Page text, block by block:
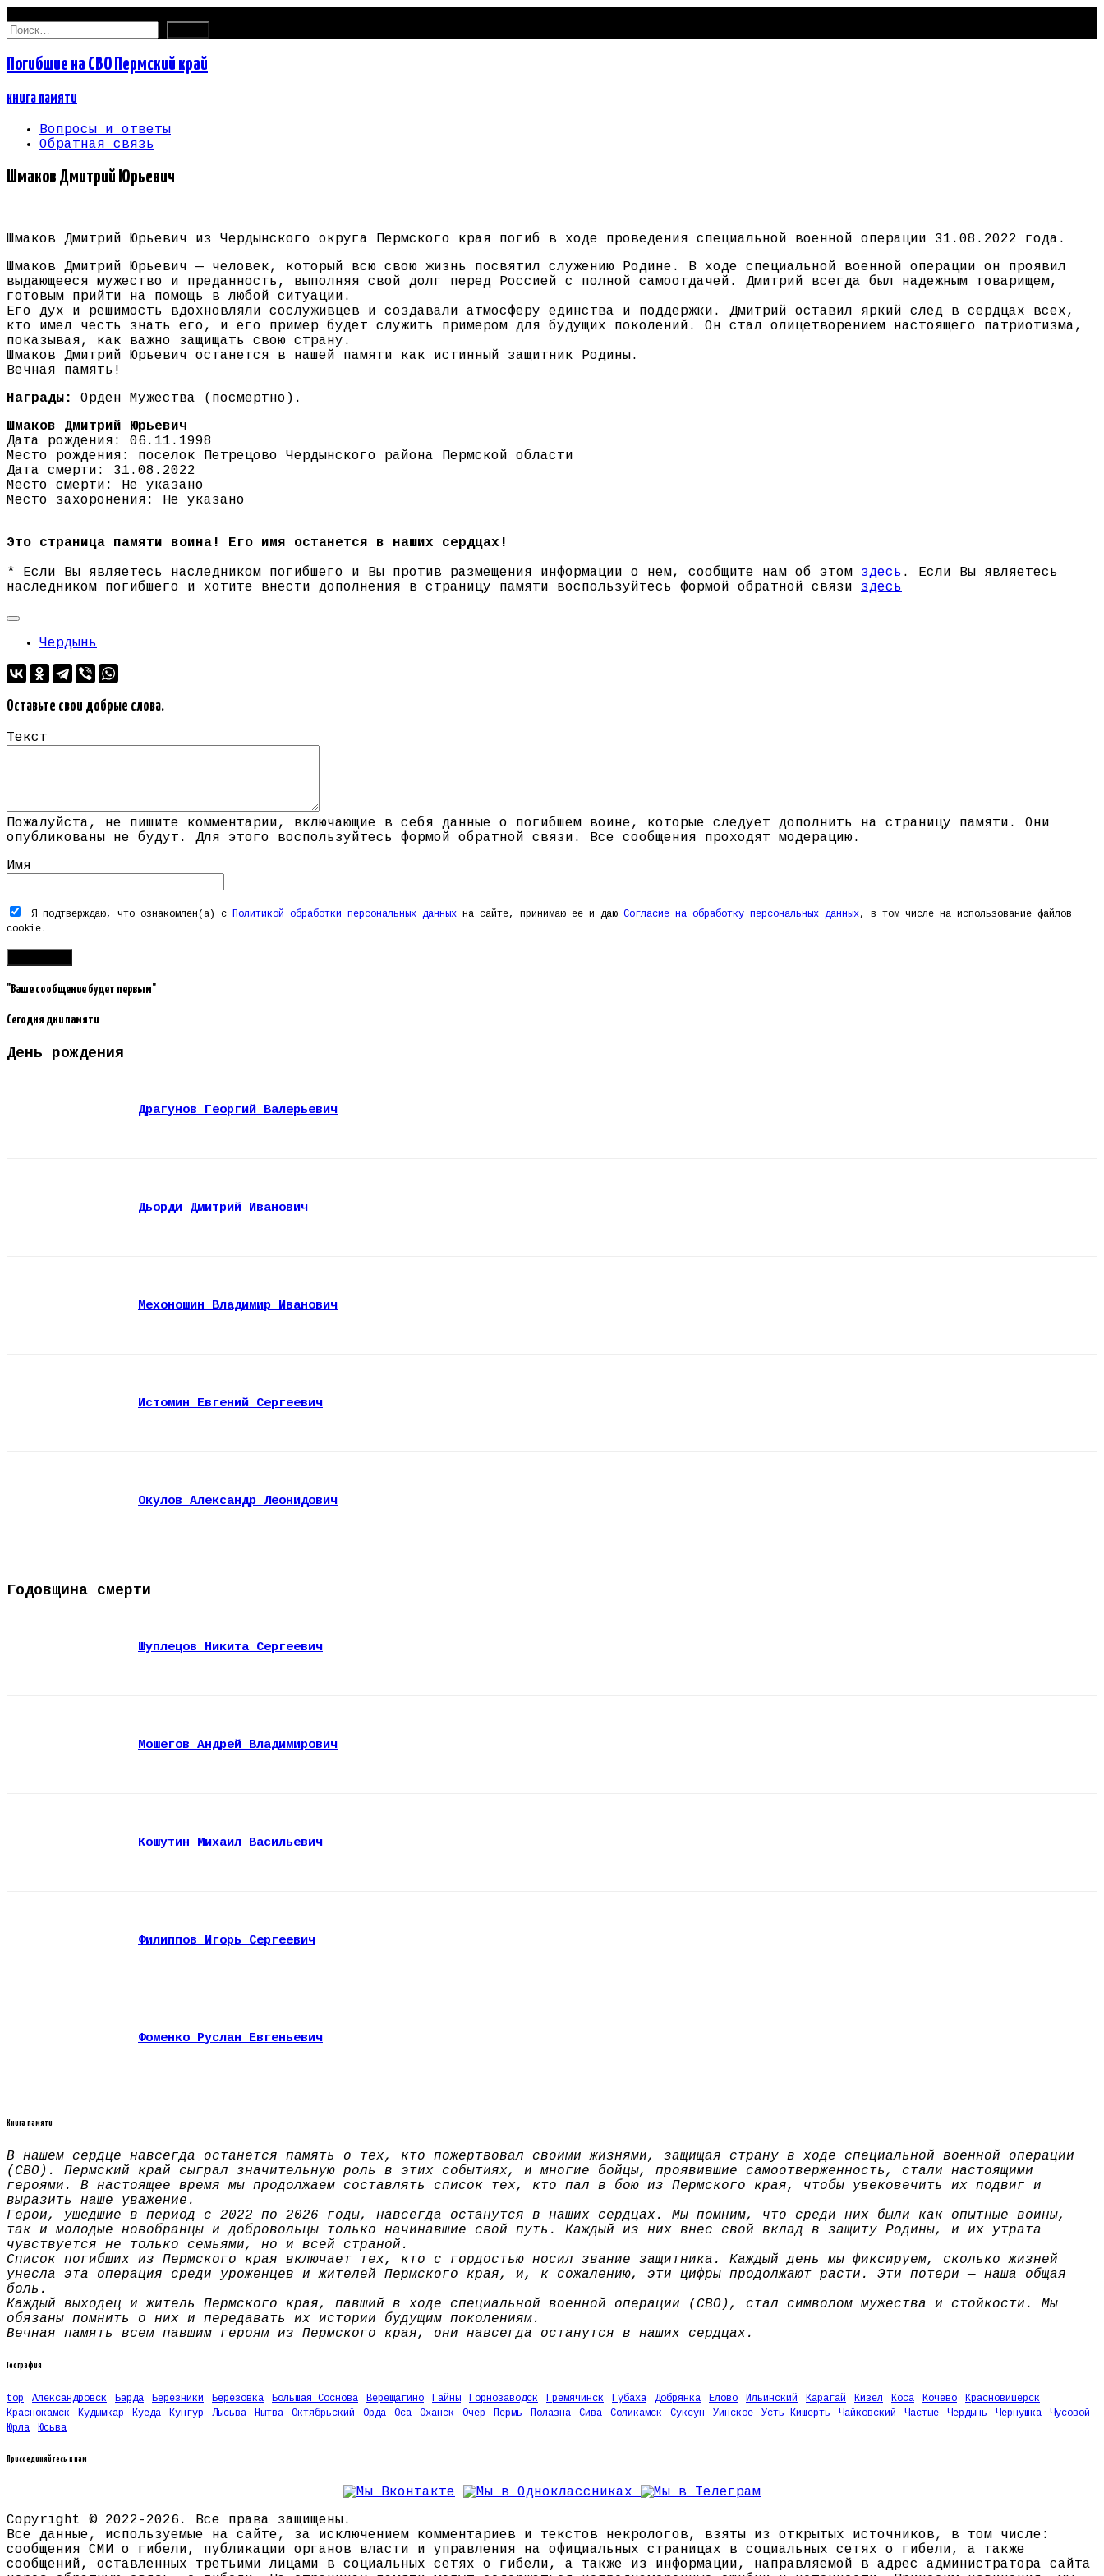
Найти:
Погибшие на СВО Пермский край
книга памяти
Вопросы и ответы
Обратная связь
Шмаков Дмитрий Юрьевич
Шмаков Дмитрий Юрьевич из Чердынского округа Пермского края погиб в ходе проведения специальной военной операции 31.08.2022 года.
Шмаков Дмитрий Юрьевич — человек, который всю свою жизнь посвятил служению Родине. В ходе специальной военной операции он проявил
выдающееся мужество и преданность, выполняя свой долг перед Россией с полной самоотдачей. Дмитрий всегда был надежным товарищем,
готовым прийти на помощь в любой ситуации.
Его дух и решимость вдохновляли сослуживцев и создавали атмосферу единства и поддержки. Дмитрий оставил яркий след в сердцах всех,
кто имел честь знать его, и его пример будет служить примером для будущих поколений. Он стал олицетворением настоящего патриотизма,
показывая, как важно защищать свою страну.
Шмаков Дмитрий Юрьевич останется в нашей памяти как истинный защитник Родины.
Вечная память!
Награды:
Орден Мужества (посмертно).
Шмаков Дмитрий Юрьевич
Дата рождения: 06.11.1998
Место рождения: поселок Петрецово Чердынского района Пермской области
Дата смерти: 31.08.2022
Место смерти: Не указано
Место захоронения: Не указано
Это страница памяти воина! Его имя останется в наших сердцах!
* Если Вы являетесь наследником погибшего и Вы против размещения информации о нем, сообщите нам об этом здесь . Если Вы являетесь
наследником погибшего и хотите внести дополнения в страницу памяти воспользуйтесь формой обратной связи здесь
Чердынь
Оставьте свои добрые слова.
Текст
Пожалуйста, не пишите комментарии, включающие в себя данные о погибшем воине, которые следует дополнить на страницу памяти. Они
опубликованы не будут. Для этого воспользуйтесь формой обратной связи. Все сообщения проходят модерацию.
Имя
Я подтверждаю, что ознакомлен(а) с Политикой обработки персональных данных на сайте, принимаю ее и даю Согласие на обработку персональных данных, в том числе на использование файлов
cookie.
"Ваше сообщение будет первым"
Сегодня дни памяти
День рождения
Драгунов Георгий Валерьевич
Дьорди Дмитрий Иванович
Мехоношин Владимир Иванович
Истомин Евгений Сергеевич
Окулов Александр Леонидович
Годовщина смерти
Шуплецов Никита Сергеевич
Мошегов Андрей Владимирович
Кошутин Михаил Васильевич
Филиппов Игорь Сергеевич
Фоменко Руслан Евгеньевич
Книга памяти
В нашем сердце навсегда останется память о тех, кто пожертвовал своими жизнями, защищая страну в ходе специальной военной операции
(СВО). Пермский край сыграл значительную роль в этих событиях, и многие бойцы, проявившие самоотверженность, стали настоящими
героями. В настоящее время мы продолжаем составлять список тех, кто пал в бою из Пермского края, чтобы увековечить их подвиг и
выразить наше уважение.
Герои, ушедшие в период с 2022 по 2026 годы, навсегда останутся в наших сердцах. Мы помним, что среди них были как опытные воины,
так и молодые новобранцы и добровольцы только начинавшие свой путь. Каждый из них внес свой вклад в защиту Родины, и их утрата
чувствуется не только семьями, но и всей страной.
Список погибших из Пермского края включает тех, кто с гордостью носил звание защитника. Каждый день мы фиксируем, сколько жизней
унесла эта операция среди уроженцев и жителей Пермского края, и, к сожалению, эти цифры продолжают расти. Эти потери — наша общая
боль.
Каждый выходец и житель Пермского края, павший в ходе специальной военной операции (СВО), стал символом мужества и стойкости. Мы
обязаны помнить о них и передавать их истории будущим поколениям.
Вечная память всем павшим героям из Пермского края, они навсегда останутся в наших сердцах.
География
top Александровск Барда Березники Березовка Большая Соснова Верещагино Гайны Горнозаводск Гремячинск Губаха Добрянка Елово Ильинский Карагай Кизел Коса Кочево
Красновишерск
Краснокамск
Кудымкар Куеда Кунгур Лысьва Нытва Октябрьский Орда Оса Оханск Очер Пермь Полазна Сива Соликамск Суксун Уинское Усть-Кишерть Чайковский Частые Чердынь Чернушка
Чусовой
Юрла
Юсьва
Присоединяйтесь к нам
Copyright © 2022-2026. Все права защищены.
Все данные, используемые на сайте, за исключением комментариев и текстов некрологов, взяты из открытых источников, в том числе:
сообщения СМИ о гибели, публикации органов власти и управления на официальных страницах в социальных сетях о гибели, а также
сообщений, оставленных третьими лицами в социальных сетях о гибели, а также из информации, направляемой в адрес администратора сайта